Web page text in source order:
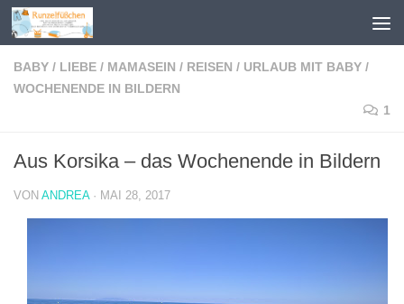
Zum Inhalt springen
BABY / LIEBE / MAMASEIN / REISEN / URLAUB MIT BABY /
WOCHENENDE IN BILDERN
1
Aus Korsika – das Wochenende in Bildern
VON ANDREA · MAI 28, 2017